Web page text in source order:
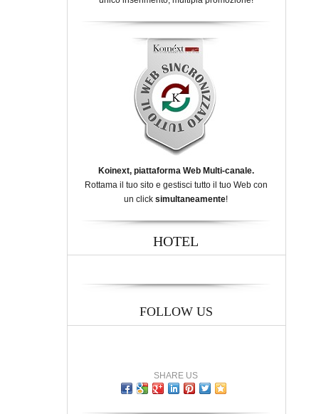
Koinext, piattaforma Web Multi-canale.
Rottama il tuo sito e gestisci tutto il tuo Web con
un click simultaneamente!
HOTEL
FOLLOW US
SHARE US